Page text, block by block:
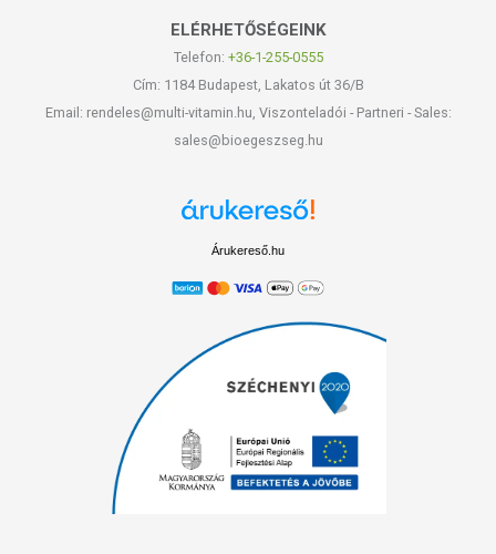
ELÉRHETŐSÉGEINK
Telefon: +36-1-255-0555
Cím: 1184 Budapest, Lakatos út 36/B
Email: rendeles@multi-vitamin.hu, Viszonteladói - Partneri - Sales:
sales@bioegeszseg.hu
Árukereső.hu